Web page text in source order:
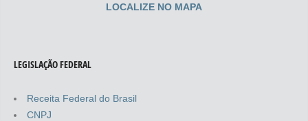
LOCALIZE NO MAPA
LEGISLAÇÃO FEDERAL
Receita Federal do Brasil
CNPJ